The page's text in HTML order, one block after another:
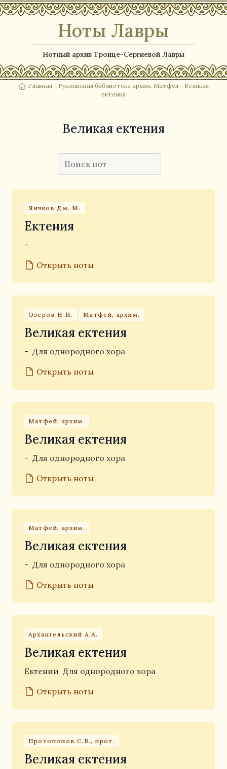
Ноты Лавры
Нотный архив Троице-Сергиевой Лавры
Главная - Рукописная библиотека архим. Матфея - Великая
ектения
Великая ектения
Яичков Дм. М.
Ектения
-
Открыть ноты
Озеров Н.И. Матфей, архим.
Великая ектения
- Для однородного хора
Открыть ноты
Матфей, архим.
Великая ектения
- Для однородного хора
Открыть ноты
Матфей, архим.
Великая ектения
- Для однородного хора
Открыть ноты
Архангельский А.А.
Великая ектения
Ектении Для однородного хора
Открыть ноты
Протопопов С.В., прот.
Великая ектения